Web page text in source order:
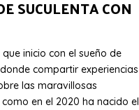
SUCULENTA CON
inicio con el sueño de
compartir experiencias
las maravillosas
en el 2020 ha nacido el